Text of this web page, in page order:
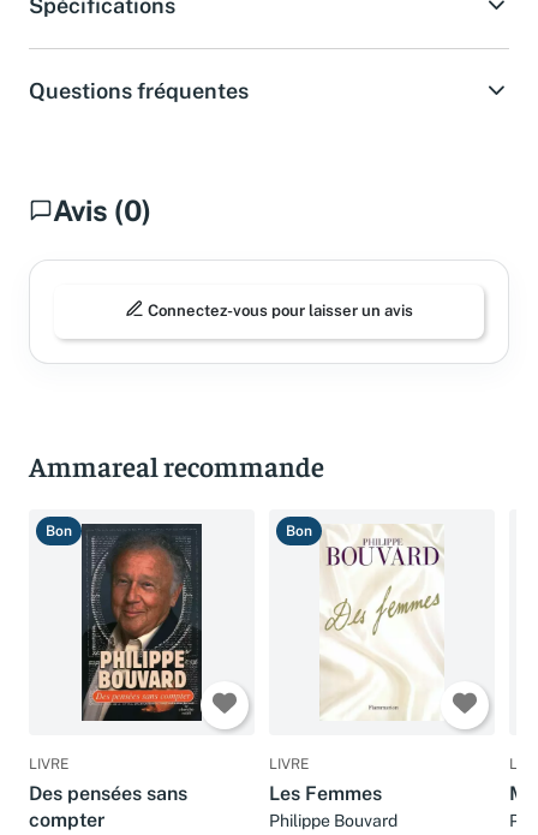
Spécifications
Questions fréquentes
Avis (0)
Connectez-vous pour laisser un avis
Ammareal recommande
Bon
LIVRE
Des pensées sans
compter
Bon
LIVRE
Les Femmes
Philippe Bouvard